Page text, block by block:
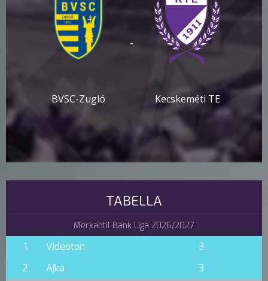
BVSC-Zugló
-
Kecskeméti TE
TABELLA
Merkantil Bank Liga 2026/2027
1. Videoton
3
2.
Ajka
3